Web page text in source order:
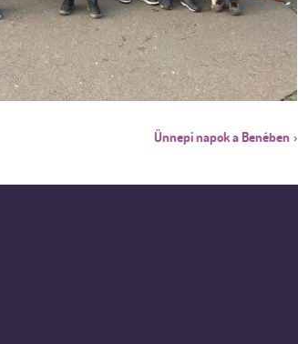
Ünnepi napok a Benében›